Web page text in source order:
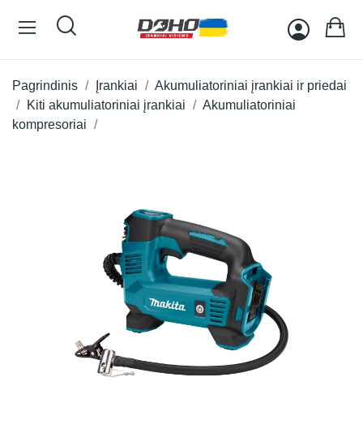
Pagrindinis Įrankiai
Akumuliatoriniai įrankiai ir priedai
Kiti akumuliatoriniai įrankiai
Akumuliatoriniai
kompresoriai